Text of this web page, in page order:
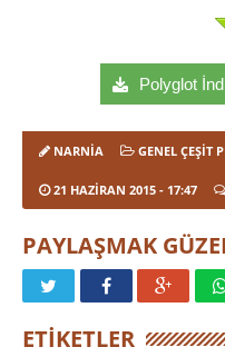
Polyglot
NARNIA GENEL ÇEŞIT
21 HAZIRAN 2015 - 17:47
PAYLAŞMAK
ETIKETLER